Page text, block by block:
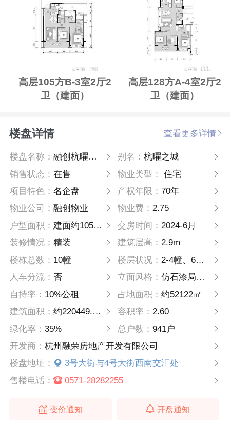
高层105方B-3室2厅2
卫（建面）
高层128方A-4室2厅2
卫（建面）
楼盘详情 查看更多详情
楼盘名称：融创杭曜之城 别名： 杭曜之城
销售状态：在售 物业类型：
住宅
项目特色：名企盘 产权年限： 70年
物业公司：融创物业 物业费： 2.75
户型面积：建面约105方、128方、142方 交房时间： 2024-6月
装修情况：精装 建筑层高： 2.9m
楼栋总数： 10幢 楼层状况： 2-4幢、6幢-10幢27层；5幢18层；1幢26层（公租房）
人车分流：否 立面风格： 仿石漆局部铝板
自持率： 10%公租 占地面积： 约52122㎡
建筑面积：约220449.2㎡ 容积率： 2.60
绿化率：35% 总户数： 941户
开发商：杭州融荣房地产开发有限公司
楼盘地址：
3号大街与4号大街西南交汇处
售楼电话：
0571-28282255
变价通知 开盘通知